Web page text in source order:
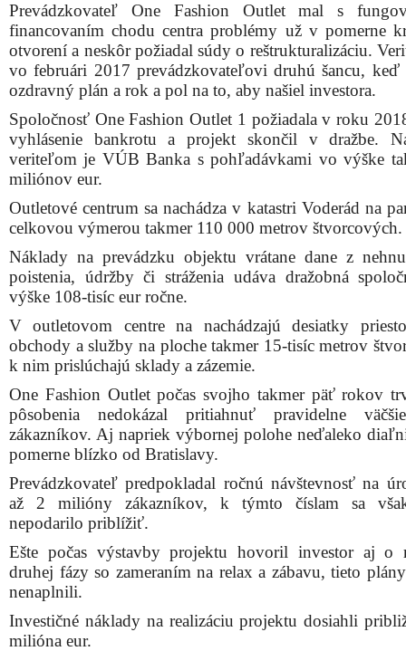
Prevádzkovateľ One Fashion Outlet mal s
financovaním chodu centra problémy už v pomerne
otvorení a neskôr požiadal súdy o reštrukturalizáciu.
vo februári 2017 prevádzkovateľovi druhú šancu, keď
ozdravný plán a rok a pol na to, aby našiel investora.
Spoločnosť One Fashion Outlet 1 požiadala v roku
vyhlásenie bankrotu a projekt skončil v dražbe.
veriteľom je VÚB Banka s pohľadávkami vo výške
miliónov eur.
Outletové centrum sa nachádza v katastri Voderád na
celkovou výmerou takmer 110 000 metrov štvorcových.
Náklady na prevádzku objektu vrátane dane z
poistenia, údržby či stráženia udáva dražobná
výške 108-tisíc eur ročne.
V outletovom centre na nachádzajú desiatky
obchody a služby na ploche takmer 15-tisíc metrov
k nim prislúchajú sklady a zázemie.
One Fashion Outlet počas svojho takmer päť rokov
pôsobenia nedokázal pritiahnuť pravidelne
zákazníkov. Aj napriek výbornej polohe neďaleko
pomerne blízko od Bratislavy.
Prevádzkovateľ predpokladal ročnú návštevnosť na
až 2 milióny zákazníkov, k týmto číslam sa
nepodarilo priblížiť.
Ešte počas výstavby projektu hovoril investor aj o
druhej fázy so zameraním na relax a zábavu, tieto
nenaplnili.
Investičné náklady na realizáciu projektu dosiahli
milióna eur.